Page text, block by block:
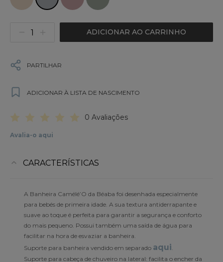
ADICIONAR AO CARRINHO
PARTILHAR
ADICIONAR À LISTA DE NASCIMENTO
0 Avaliações
Avalia-o aqui
CARACTERÍSTICAS
A Banheira Camélé’O da Béaba foi desenhada especialmente
para bebés de primeira idade. A sua textura antiderrapante e
suave ao toque é perfeita para garantir a segurança e conforto
do mais pequeno. Possui também uma saída de água para
facilitar na hora de esvaziar a banheira.
Suporte para banheira vendido em separado aqui.
Suporte para cabeça de chuveiro na lateral: facilita o encher da